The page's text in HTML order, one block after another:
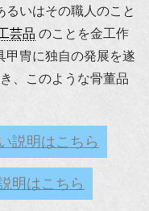
いはその職人のこと
芸品 のことを金工作
甲冑に独自の発展を遂
、このような骨董品
説明はこちら
明はこちら